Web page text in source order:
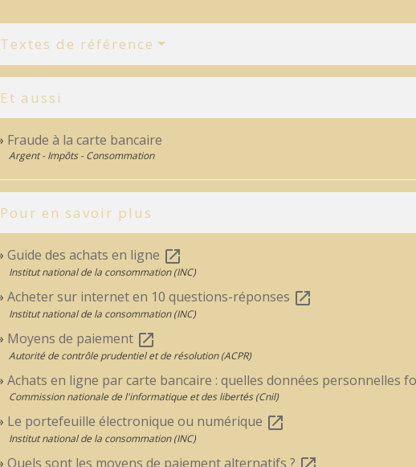
Textes de référence
Et aussi
Fraude à la carte bancaire
Argent - Impôts - Consommation
Pour en savoir plus
Guide des achats en ligne open_in_new
Institut national de la consommation (INC)
Acheter sur internet en 10 questions-réponses open_in_new
Institut national de la consommation (INC)
Moyens de paiement open_in_new
Autorité de contrôle prudentiel et de résolution (ACPR)
Achats en ligne par carte bancaire : quelles données personnelles
Commission nationale de l'informatique et des libertés (Cnil)
Le portefeuille électronique ou numérique open_in_new
Institut national de la consommation (INC)
Quels sont les moyens de paiement alternatifs ?